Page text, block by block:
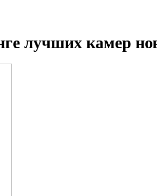
лучших камер